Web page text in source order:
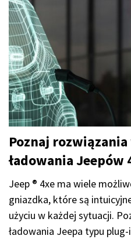
Poznaj
ładowania Jeepów
Jeep ® 4xe ma wiele
gniazdka, które są
użyciu w każdej sytuacji.
ładowania Jeepa typu plug-